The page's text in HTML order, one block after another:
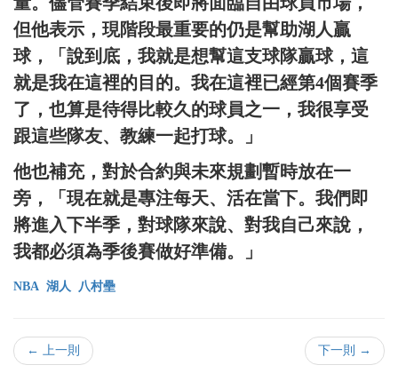
但他表示，現階段最重要的仍是幫助湖人贏
球，「說到底，我就是想幫這支球隊贏球，這
就是我在這裡的目的。我在這裡已經第4個賽季
了，也算是待得比較久的球員之一，我很享受
跟這些隊友、教練一起打球。」
他也補充，對於合約與未來規劃暫時放在一
旁，「現在就是專注每天、活在當下。我們即
將進入下半季，對球隊來說、對我自己來說，
我都必須為季後賽做好準備。」
NBA 湖人 八村壘
← 上一則 下一則 →